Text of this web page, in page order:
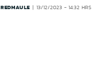
REDMAULE 13/12/2023 - 14:32 HRS